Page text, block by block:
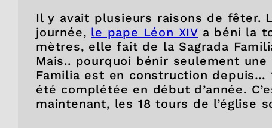
Il y avait plusieurs raisons de fêter.
journée, le pape Léon XIV a béni la
mètres, elle fait de la Sagrada
Mais.. pourquoi bénir seulement
Familia est en construction depuis…
été complétée en début d’année.
maintenant, les 18 tours de l’église